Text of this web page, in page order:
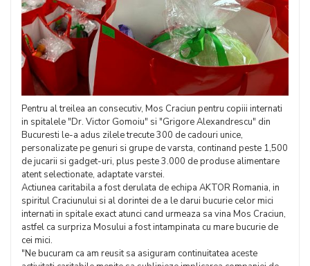
Pentru al treilea an consecutiv, Mos Craciun pentru copiii internati
in spitalele "Dr. Victor Gomoiu" si "Grigore Alexandrescu" din
Bucuresti le-a adus zilele trecute 300 de cadouri unice,
personalizate pe genuri si grupe de varsta, continand peste 1,500
de jucarii si gadget-uri, plus peste 3.000 de produse alimentare
atent selectionate, adaptate varstei.
Actiunea caritabila a fost derulata de echipa AKTOR Romania, in
spiritul Craciunului si al dorintei de a le darui bucurie celor mici
internati in spitale exact atunci cand urmeaza sa vina Mos Craciun,
astfel ca surpriza Mosului a fost intampinata cu mare bucurie de
cei mici.
"Ne bucuram ca am reusit sa asiguram continuitatea aceste